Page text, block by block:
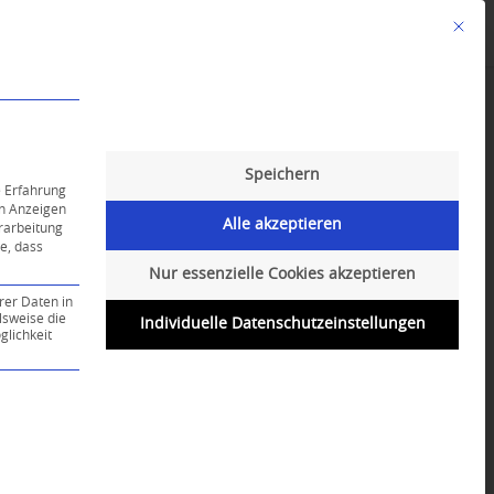
Mit
Erfahrung
Anzeigen
dass
Daten in
die
ist essenziell und kann nicht abgewählt
Speichern
Alle akzeptieren
Nur essenzielle Cookies akzeptieren
Individuelle Datenschutzeinstellungen